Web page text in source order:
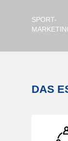
SPORT-
DAS